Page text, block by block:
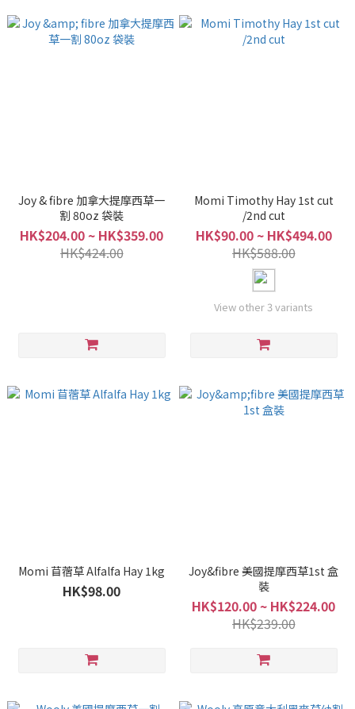
Joy & fibre 加拿大提摩西草一
割 80oz 袋裝
HK$204.00 ~ HK$359.00
HK$424.00
Momi Timothy Hay 1st cut
/2nd cut
HK$90.00 ~ HK$494.00
HK$588.00
View other 3 variants
Momi 苜蓿草 Alfalfa Hay 1kg
HK$98.00
Joy&fibre 美國提摩西草1st 盒
裝
HK$120.00 ~ HK$224.00
HK$239.00